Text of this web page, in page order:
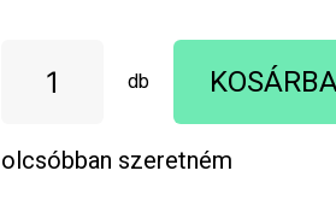
db
olcsóbban szeretném